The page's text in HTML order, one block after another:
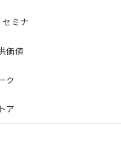
ミナ
価値
ク
ア